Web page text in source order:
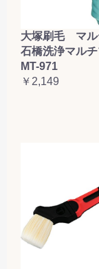
大塚刷毛 マル
石橋洗浄マル
MT-971
￥2,149